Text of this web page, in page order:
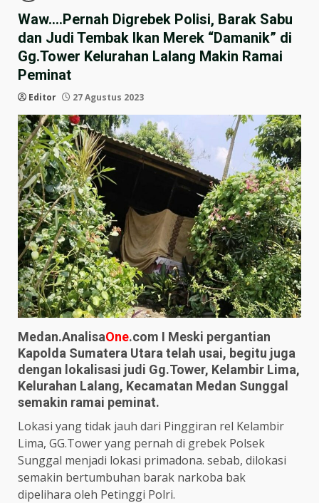
Waw….Pernah Digrebek Polisi, Barak Sabu
dan Judi Tembak Ikan Merek “Damanik” di
Gg.Tower Kelurahan Lalang Makin Ramai
Peminat
Editor 27 Agustus 2023
Medan.AnalisaOne.com I Meski pergantian
Kapolda Sumatera Utara telah usai, begitu juga
dengan lokalisasi judi Gg.Tower, Kelambir Lima,
Kelurahan Lalang, Kecamatan Medan Sunggal
semakin ramai peminat.
Lokasi yang tidak jauh dari Pinggiran rel Kelambir
Lima, GG.Tower yang pernah di grebek Polsek
Sunggal menjadi lokasi primadona. sebab, dilokasi
semakin bertumbuhan barak narkoba bak
dipelihara oleh Petinggi Polri.